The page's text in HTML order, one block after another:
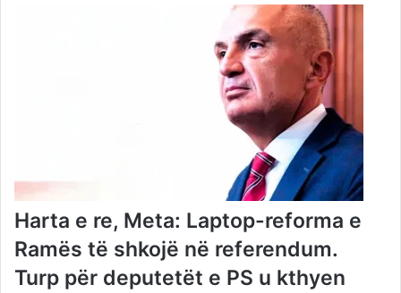
Harta e re, Meta: Laptop-reforma e
Ramës të shkojë në referendum.
Turp për deputetët e PS u kthyen